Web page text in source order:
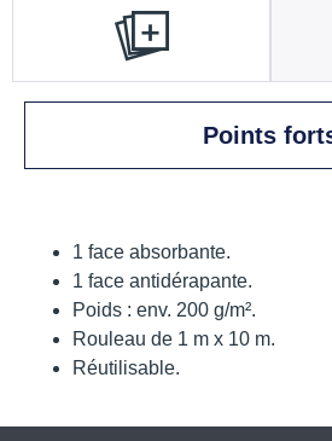
Points
1 face absorbante.
1 face antidérapante.
Poids : env. 200 g/m².
Rouleau de 1 m x 10 m.
Réutilisable.